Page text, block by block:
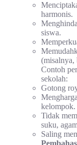
harmonis.
siswa.
(misalnya,
Contoh
sekolah:
Gotong
kelompok.
Tidak
suku,
Saling